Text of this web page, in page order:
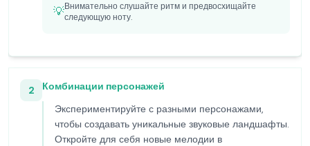
💡Внимательно слушайте ритм и предвосхищайте
следующую ноту.
2
Комбинации персонажей
Экспериментируйте с разными персонажами,
чтобы создавать уникальные звуковые ландшафты.
Откройте для себя новые мелодии в